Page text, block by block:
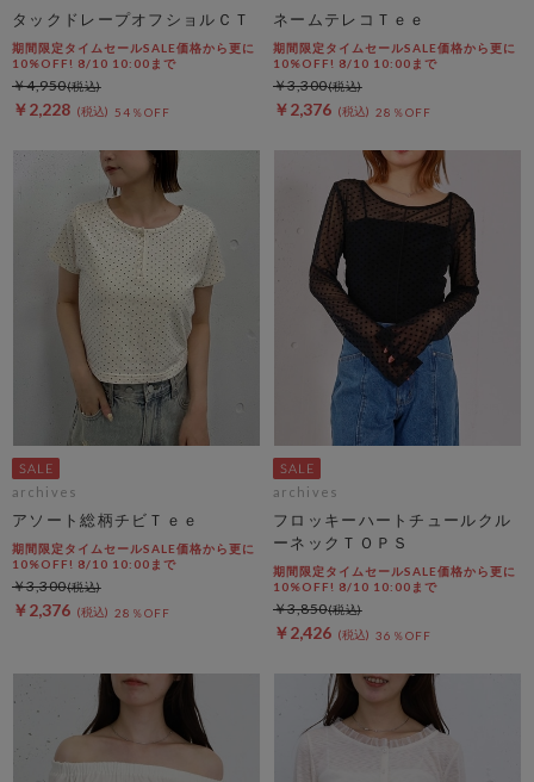
タックドレープオフショルＣＴ
期間限定タイムセールSALE価格から更に
10%OFF! 8/10 10:00まで
￥2,228 54％OFF
￥4,950
ネームテレコＴｅｅ
期間限定タイムセールSALE価格から更に
10%OFF! 8/10 10:00まで
￥2,376 28％OFF
￥3,300
archives
アソート総柄チビＴｅｅ
期間限定タイムセールSALE価格から更に
10%OFF! 8/10 10:00まで
￥2,376 28％OFF
￥3,300
archives
フロッキーハートチュールクル
ーネックＴＯＰＳ
期間限定タイムセールSALE価格から更に
10%OFF! 8/10 10:00まで
￥2,426 36％OFF
￥3,850